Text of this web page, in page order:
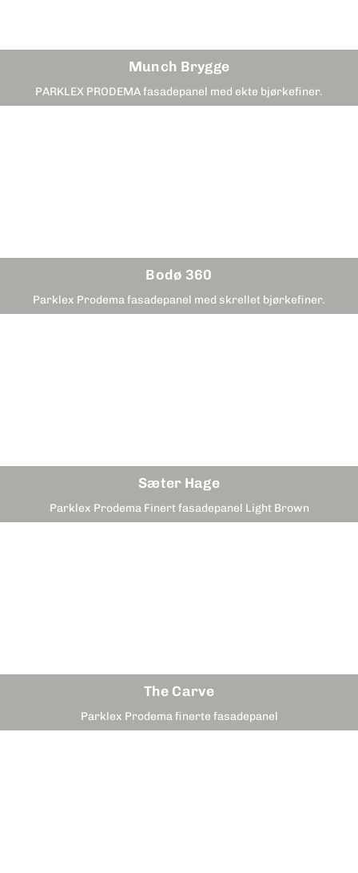
Munch Brygge
PARKLEX PRODEMA fasadepanel med ekte bjørkefiner.
Bodø 360
Parklex Prodema fasadepanel med skrellet bjørkefiner.
Sæter Hage
Parklex Prodema Finert fasadepanel Light Brown
The Carve
Parklex Prodema finerte fasadepanel